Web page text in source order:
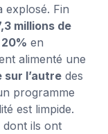
explosé. Fin
millions de
20% en
alimenté une
sur l’autre des
programme
est limpide.
ils ont